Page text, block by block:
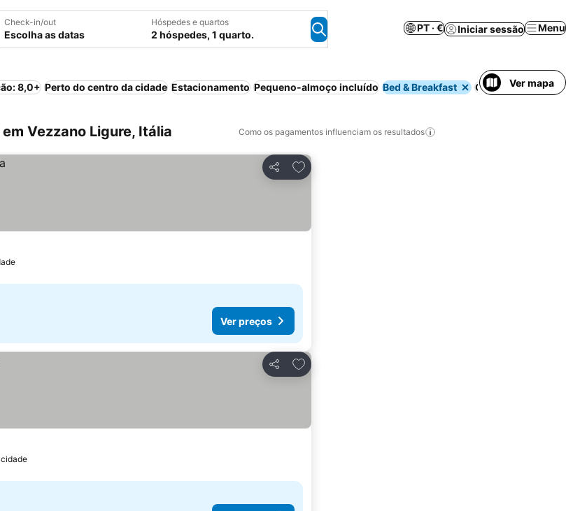
Check-in/out
Escolha as datas
Hóspedes e quartos
2 hóspedes, 1 quarto.
PT · € Iniciar sessão Menu
8,0+ Perto do centro da cidade Estacionamento Pequeno-almoço incluído Bed & Breakfast Casa de hóspedes
Ver mapa
Vezzano Ligure, Itália Como os pagamentos influenciam os resultados
Partilhar
Adicionar aos favoritos
Ver preços
Partilhar
Adicionar aos favoritos